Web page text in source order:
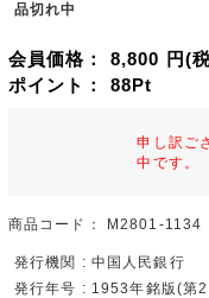
品切れ中
会員価格： 8,800 円(
ポイント： 88Pt
申し訳ご
中です。
商品コード： M2801-1134
発行機関 : 中国人民銀行
発行年号 : 1953年銘版(第